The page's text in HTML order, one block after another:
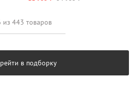
из 443 товаров
в подборку